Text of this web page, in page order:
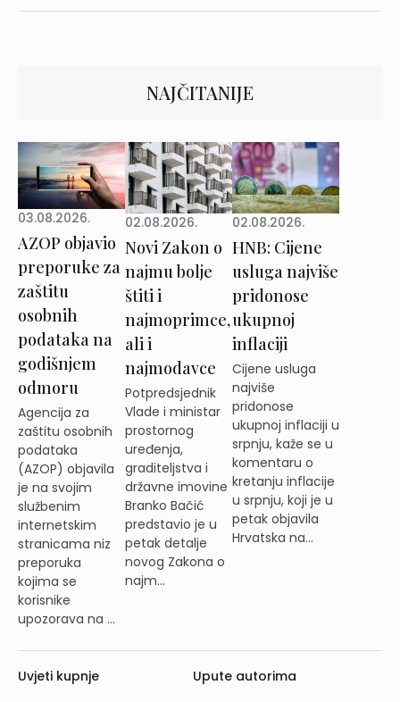
NAJČITANIJE
03.08.2026.
AZOP objavio
preporuke za
zaštitu
osobnih
podataka na
godišnjem
odmoru
Agencija za
zaštitu osobnih
podataka
(AZOP) objavila
je na svojim
službenim
internetskim
stranicama niz
preporuka
kojima se
korisnike
upozorava na ...
02.08.2026.
Novi Zakon o
najmu bolje
štiti i
najmoprimce,
ali i
najmodavce
Potpredsjednik
Vlade i ministar
prostornog
uređenja,
graditeljstva i
državne imovine
Branko Bačić
predstavio je u
petak detalje
novog Zakona o
najm...
02.08.2026.
HNB: Cijene
usluga najviše
pridonose
ukupnoj
inflaciji
Cijene usluga
najviše
pridonose
ukupnoj inflaciji u
srpnju, kaže se u
komentaru o
kretanju inflacije
u srpnju, koji je u
petak objavila
Hrvatska na...
Uvjeti kupnje
Upute autorima